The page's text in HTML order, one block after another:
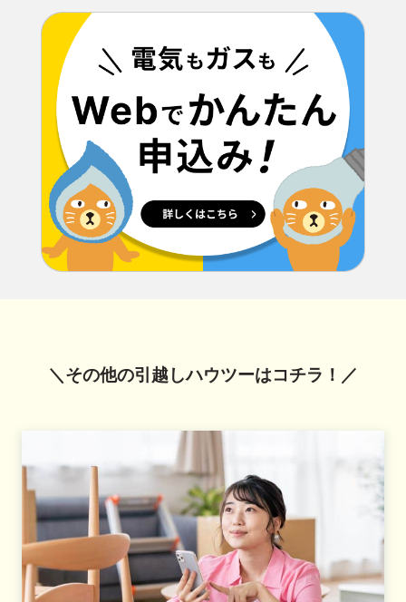
＼その他の引越しハウツーはコチラ！／